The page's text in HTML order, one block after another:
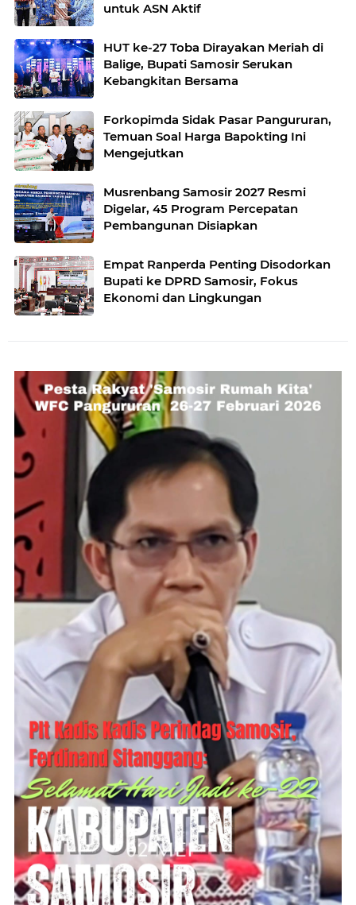
untuk ASN Aktif
HUT ke-27 Toba Dirayakan Meriah di
Balige, Bupati Samosir Serukan
Kebangkitan Bersama
Forkopimda Sidak Pasar Pangururan,
Temuan Soal Harga Bapokting Ini
Mengejutkan
Musrenbang Samosir 2027 Resmi
Digelar, 45 Program Percepatan
Pembangunan Disiapkan
Empat Ranperda Penting Disodorkan
Bupati ke DPRD Samosir, Fokus
Ekonomi dan Lingkungan